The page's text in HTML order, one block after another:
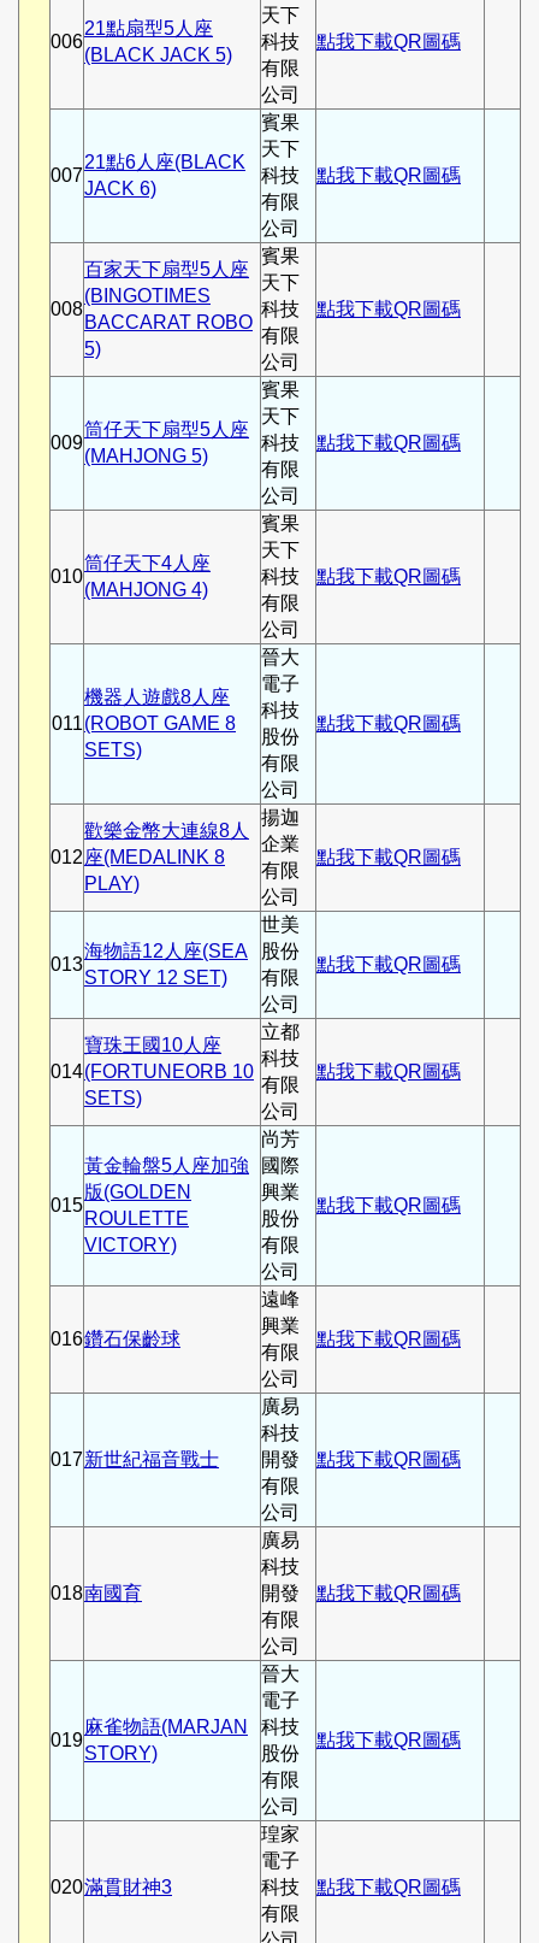
006
21點扇型5人座
(BLACK JACK 5)
天下
科技
有限
公司
點我下載QR圖碼
007
21點6人座(BLACK
JACK 6)
賓果
天下
科技
有限
公司
點我下載QR圖碼
008
百家天下扇型5人座
(BINGOTIMES
BACCARAT ROBO
5)
賓果
天下
科技
有限
公司
點我下載QR圖碼
009
筒仔天下扇型5人座
(MAHJONG 5)
賓果
天下
科技
有限
公司
點我下載QR圖碼
010
筒仔天下4人座
(MAHJONG 4)
賓果
天下
科技
有限
公司
點我下載QR圖碼
011
機器人遊戲8人座
(ROBOT GAME 8
SETS)
晉大
電子
科技
股份
有限
公司
點我下載QR圖碼
012
歡樂金幣大連線8人
座(MEDALINK 8
PLAY)
揚迦
企業
有限
公司
點我下載QR圖碼
013
海物語12人座(SEA
STORY 12 SET)
世美
股份
有限
公司
點我下載QR圖碼
014
寶珠王國10人座
(FORTUNEORB 10
SETS)
立都
科技
有限
公司
點我下載QR圖碼
015
黃金輪盤5人座加強
版(GOLDEN
ROULETTE
VICTORY)
尚芳
國際
興業
股份
有限
公司
點我下載QR圖碼
016鑽石保齡球
遠峰
興業
有限
公司
點我下載QR圖碼
017新世紀福音戰士
廣易
科技
開發
有限
公司
點我下載QR圖碼
018南國育
廣易
科技
開發
有限
公司
點我下載QR圖碼
019
麻雀物語(MARJAN
STORY)
晉大
電子
科技
股份
有限
公司
點我下載QR圖碼
020滿貫財神3
瑝家
電子
科技
有限
點我下載QR圖碼